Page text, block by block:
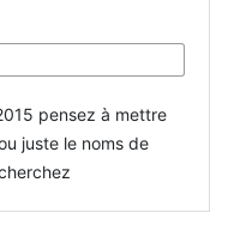
pensez à mettre
juste le noms de